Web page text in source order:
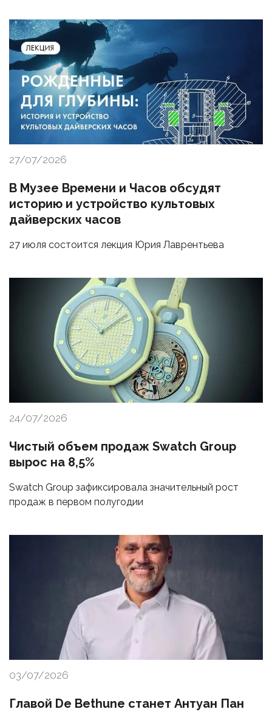
27/07/2026
В Музее Времени и Часов обсудят
историю и устройство культовых
дайверских часов
27 июля состоится лекция Юрия Лаврентьева
24/07/2026
Чистый объем продаж Swatch Group
вырос на 8,5%
Swatch Group зафиксировала значительный рост
продаж в первом полугодии
03/07/2026
Главой De Bethune станет Антуан Пан